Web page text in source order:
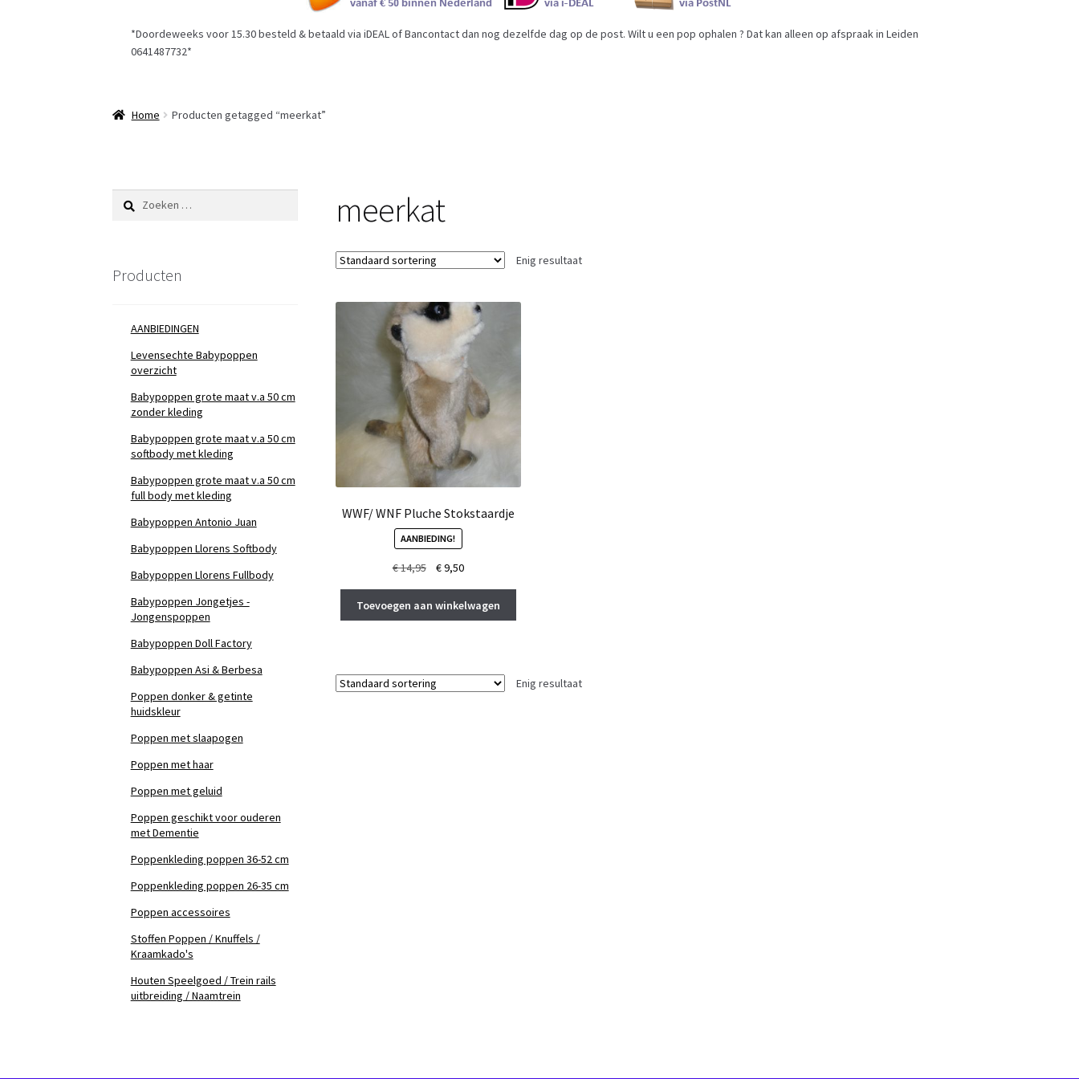
*Doordeweeks voor 15.30 besteld & betaald via iDEAL of Bancontact dan nog dezelfde dag op de post. Wilt u een pop ophalen ? Dat kan alleen op afspraak in Leiden
0641487732*
Home Producten getagged “meerkat”
meerkat
Enig resultaat
WWF/ WNF Pluche Stokstaardje
AANBIEDING!
€14,95
Oorspronkelijke
was:
€ 14,95.
€9,50Huidige
is:
€ 9,50.
Toevoegen aan winkelwagen
Enig resultaat
Zoeken
naar:
Producten
AANBIEDINGEN
Levensechte Babypoppen
overzicht
Babypoppen grote maat v.a 50 cm
zonder kleding
Babypoppen grote maat v.a 50 cm
softbody met kleding
Babypoppen grote maat v.a 50 cm
full body met kleding
Babypoppen Antonio Juan
Babypoppen Llorens Softbody
Babypoppen Llorens Fullbody
Babypoppen Jongetjes -
Jongenspoppen
Babypoppen Doll Factory
Babypoppen Asi & Berbesa
Poppen donker & getinte
huidskleur
Poppen met slaapogen
Poppen met haar
Poppen met geluid
Poppen geschikt voor ouderen
met Dementie
Poppenkleding poppen 36-52 cm
Poppenkleding poppen 26-35 cm
Poppen accessoires
Stoffen Poppen / Knuffels /
Kraamkado's
Houten Speelgoed / Trein rails
uitbreiding / Naamtrein